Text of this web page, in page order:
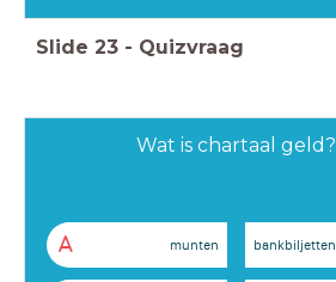
Slide 23 - Quizvraag
Wat is chartaal geld?
A munten bankbiljetten